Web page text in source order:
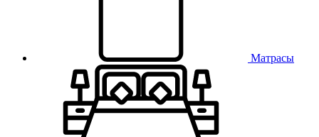
Матрасы